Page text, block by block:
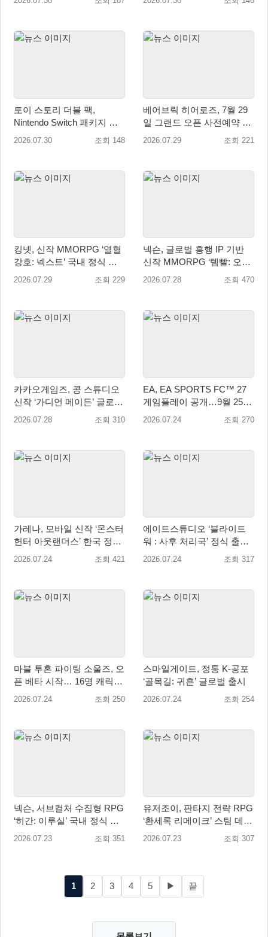
토이 스토리 더블 팩,
Nintendo Switch 패키지 예
약판매 시작
2026.07.30 조회 148
베어브릭 히어로즈, 7월 29
일 그랜드 오픈 사전예약 시
작… 8월 말 오픈 예정
2026.07.29 조회 221
킹넷, 신작 MMORPG ‘열혈
강호: 넥스트’ 국내 정식 출
시
2026.07.29 조회 229
넥슨, 글로벌 흥행 IP 기반
신작 MMORPG ‘템빨: 오버
기어드’ 타이틀명 확정!
2026.07.28 조회 470
카카오게임즈, 콩 스튜디오
신작 ‘가디언 메이든’ 글로벌
퍼블리싱 계약
2026.07.28 조회 310
EA, EA SPORTS FC™ 27
게임플레이 공개…9월 25일
전 세계 출시
2026.07.24 조회 270
가레나, 모바일 신작 ‘몬스터
헌터 아웃랜더스’ 한국 정식
출시 확정… 사전예약 시작
2026.07.24 조회 421
에이트스튜디오 ‘블라이트
워 : 사후 처리국’ 정식 출
시… 사전예약자 50만 명 달
2026.07.24 조회 317
마블 투혼 파이팅 소울즈, 오
픈 베타 시작… 16명 캐릭터
공개
2026.07.24 조회 250
스마일게이트, 정통 K-공포
‘골목길: 귀흔’ 글로벌 출시
2026.07.24 조회 254
넥슨, 서브컬처 수집형 RPG
‘히간: 이루실’ 국내 정식 출
시
2026.07.23 조회 351
유저조이, 판타지 전략 RPG
‘환세록 리메이크’ 스팀 데모
무료 배포
2026.07.23 조회 307
1 2 3 4 5 ▶ 끝